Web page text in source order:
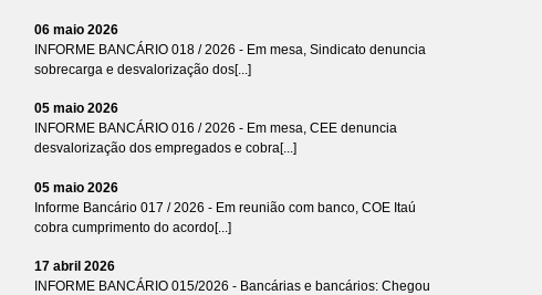
06 maio 2026
INFORME BANCÁRIO 018 / 2026 - Em mesa, Sindicato denuncia
sobrecarga e desvalorização dos[...]
05 maio 2026
INFORME BANCÁRIO 016 / 2026 - Em mesa, CEE denuncia
desvalorização dos empregados e cobra[...]
05 maio 2026
Informe Bancário 017 / 2026 - Em reunião com banco, COE Itaú
cobra cumprimento do acordo[...]
17 abril 2026
INFORME BANCÁRIO 015/2026 - Bancárias e bancários: Chegou